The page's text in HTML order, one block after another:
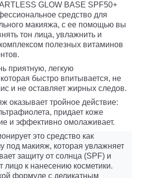
GLOW BASE SPF50+
средство для
макияжа, с ее помощью вы
тон лица, увлажнить и
полезных витаминов
приятную, легкую
быстро впитывается, не
и не оставляет жирных следов.
оказывает тройное действие:
придает коже
и эффективно омолаживает.
это средство как
под макияж, которая увлажняет
защиту от солнца (SPF) и
лицо к нанесению косметики.
формуле с деликатным